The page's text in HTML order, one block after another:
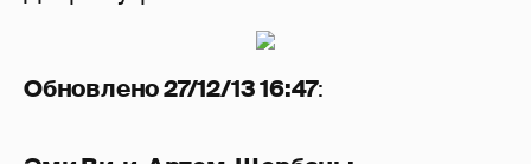
Обновлено 27/12/13 16:47: